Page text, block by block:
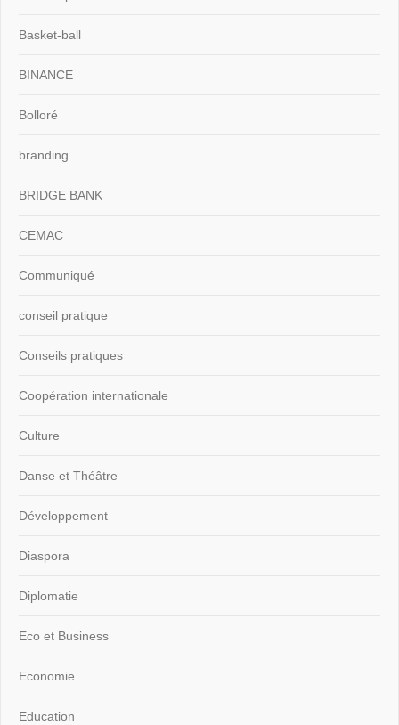
Basket-ball
BINANCE
Bolloré
branding
BRIDGE BANK
CEMAC
Communiqué
conseil pratique
Conseils pratiques
Coopération internationale
Culture
Danse et Théâtre
Développement
Diaspora
Diplomatie
Eco et Business
Economie
Education